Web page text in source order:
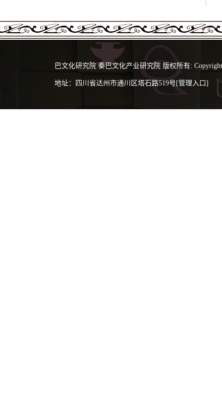
巴文化研究院 秦巴文化产业研究院 版权所有: Copyright
地址：四川省达州市通川区塔石路519号 [管理入口]